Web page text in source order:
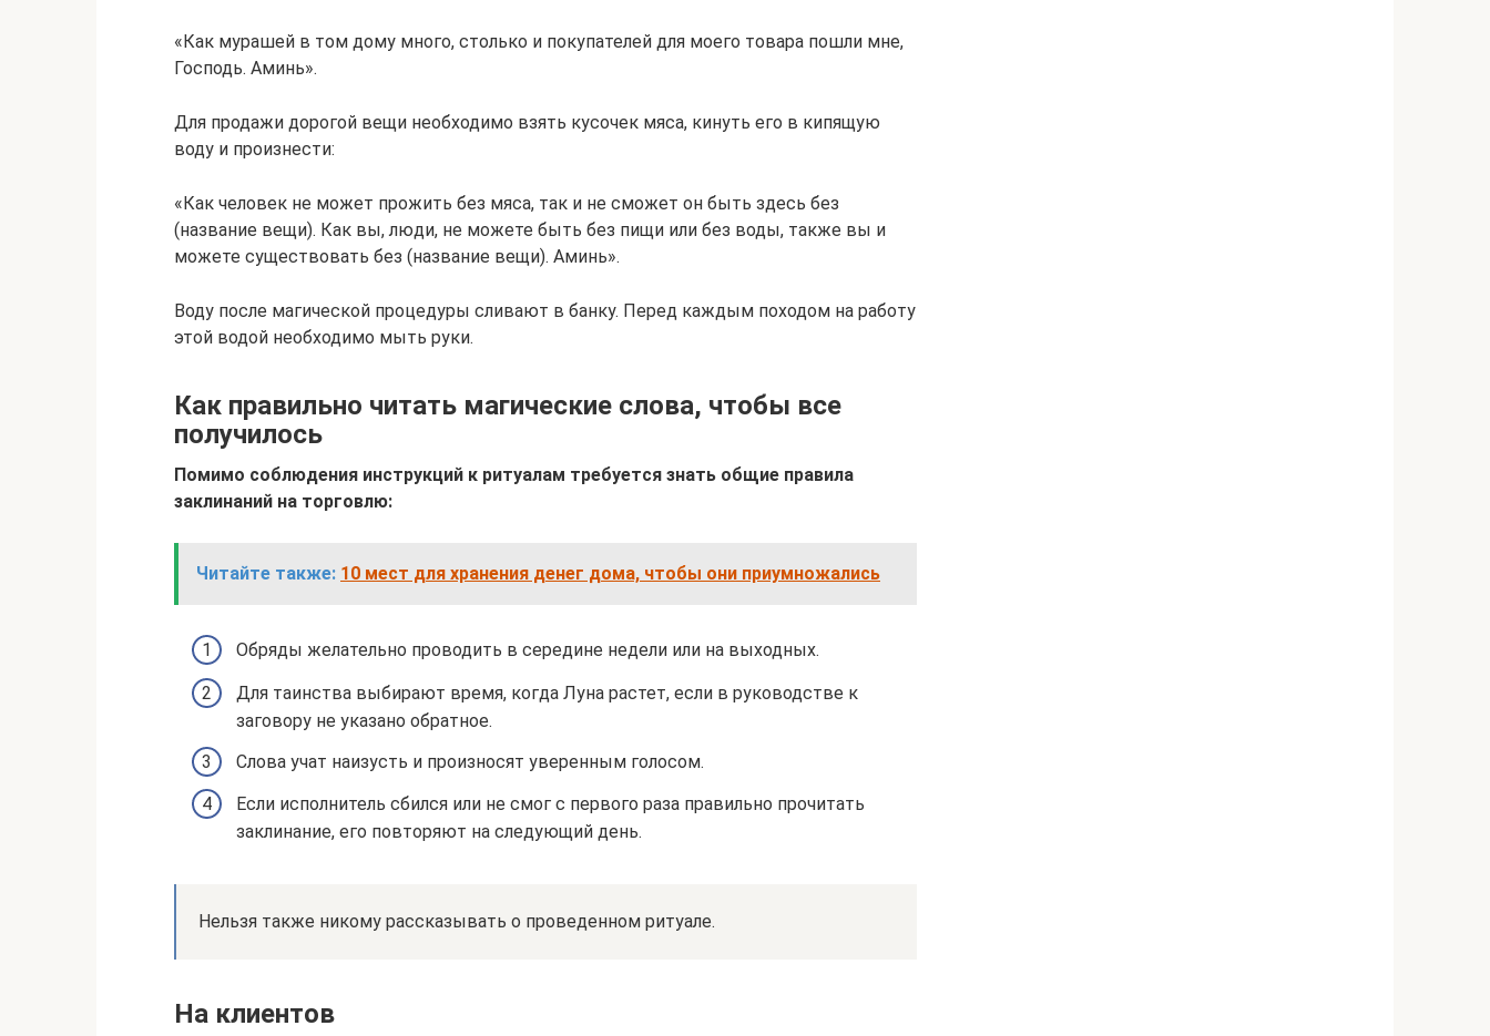
«Как мурашей в том дому много, столько и покупателей для моего товара пошли мне,
Господь. Аминь».
Для продажи дорогой вещи необходимо взять кусочек мяса, кинуть его в кипящую
воду и произнести:
«Как человек не может прожить без мяса, так и не сможет он быть здесь без
(название вещи). Как вы, люди, не можете быть без пищи или без воды, также вы и
можете существовать без (название вещи). Аминь».
Воду после магической процедуры сливают в банку. Перед каждым походом на работу
этой водой необходимо мыть руки.
Как правильно читать магические слова, чтобы все
получилось
Помимо соблюдения инструкций к ритуалам требуется знать общие правила
заклинаний на торговлю:
Читайте также: 10 мест для хранения денег дома, чтобы они приумножались
Обряды желательно проводить в середине недели или на выходных.
Для таинства выбирают время, когда Луна растет, если в руководстве к
заговору не указано обратное.
Слова учат наизусть и произносят уверенным голосом.
Если исполнитель сбился или не смог с первого раза правильно прочитать
заклинание, его повторяют на следующий день.
Нельзя также никому рассказывать о проведенном ритуале.
На клиентов